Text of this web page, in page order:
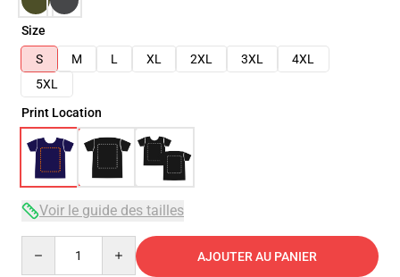
Size
S
M L XL 2XL 3XL
4XL
5XL
Print Location
Voir le guide des tailles
AJOUTER AU PANIER